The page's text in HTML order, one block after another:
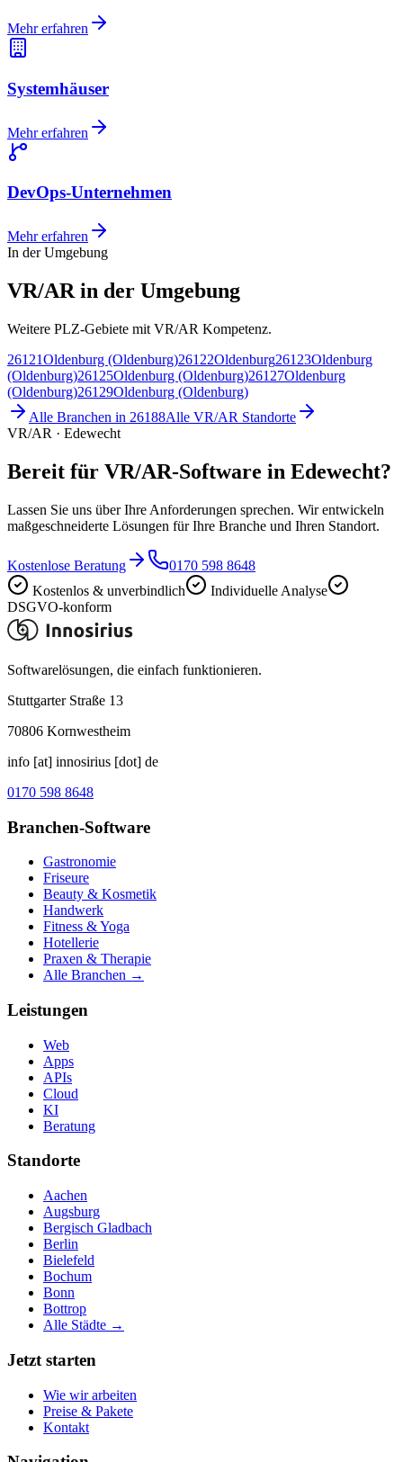
Mehr erfahren
Systemhäuser
Mehr erfahren
DevOps-Unternehmen
Mehr erfahren
In der Umgebung
VR/AR in der Umgebung
Weitere PLZ-Gebiete mit VR/AR Kompetenz.
26121Oldenburg (Oldenburg)26122Oldenburg26123Oldenburg
(Oldenburg)26125Oldenburg (Oldenburg)26127Oldenburg
(Oldenburg)26129Oldenburg (Oldenburg)
Alle Branchen in 26188Alle VR/AR Standorte
VR/AR · Edewecht
Bereit für VR/AR-Software in Edewecht?
Lassen Sie uns über Ihre Anforderungen sprechen. Wir entwickeln
maßgeschneiderte Lösungen für Ihre Branche und Ihren Standort.
Kostenlose Beratung
0170 598 8648
Kostenlos & unverbindlich
Individuelle Analyse
DSGVO-konform
Softwarelösungen, die einfach funktionieren.
Stuttgarter Straße 13
70806 Kornwestheim
info [at] innosirius [dot] de
0170 598 8648
Branchen-Software
Gastronomie
Friseure
Beauty & Kosmetik
Handwerk
Fitness & Yoga
Hotellerie
Praxen & Therapie
Alle Branchen →
Leistungen
Web
Apps
APIs
Cloud
KI
Beratung
Standorte
Aachen
Augsburg
Bergisch Gladbach
Berlin
Bielefeld
Bochum
Bonn
Bottrop
Alle Städte →
Jetzt starten
Wie wir arbeiten
Preise & Pakete
Kontakt